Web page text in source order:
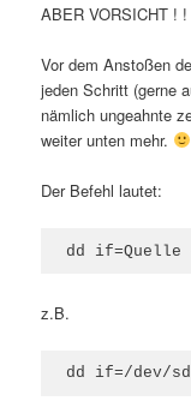
ABER VORSICHT ! !
Vor dem Anstoßen
jeden Schritt (gerne
nämlich ungeahnte
weiter unten mehr.
Der Befehl lautet:
dd if=Quelle
z.B.
dd if=/dev/